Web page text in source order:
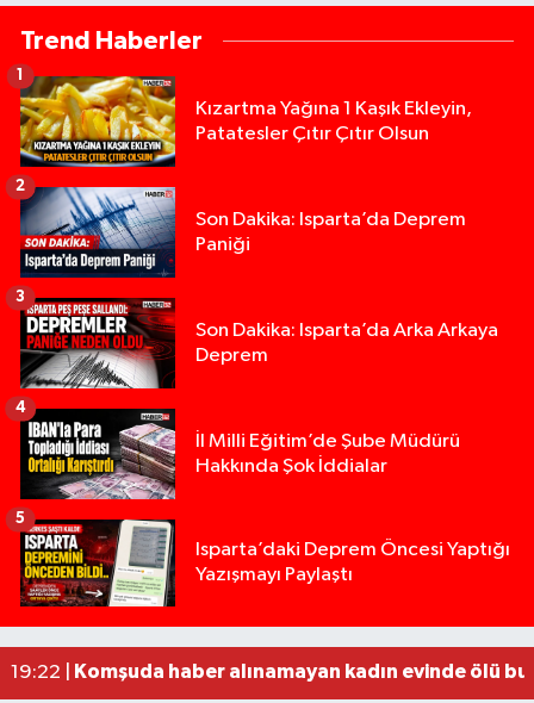
Trend Haberler
Kızartma Yağına 1 Kaşık Ekleyin,
Patatesler Çıtır Çıtır Olsun
1
Son Dakika: Isparta’da Deprem
Paniği
2
Son Dakika: Isparta’da Arka Arkaya
Deprem
3
İl Milli Eğitim’de Şube Müdürü
Hakkında Şok İddialar
4
Isparta’daki Deprem Öncesi Yaptığı
Yazışmayı Paylaştı
5
13:00 |Yığılca'da kardeşler arasındaki silahlı kavgada
12:48 |Tur teknesi çalışanlarının birbirine girdiği kavga
02:26 |MOTOSİKLETLE ÇARPIŞAN OTOMOBİL GÜL
19:22 |
Komşuda haber alınamayan kadın evinde ölü